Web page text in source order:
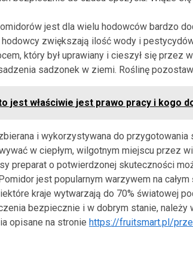
jest dla wielu hodowców bardzo
zwiększają ilość wody i
który był uprawiany i cieszył się przez
sadzonek w ziemi. Roślinę
jest właściwie jest prawo pracy i kogo
i wykorzystywana do przygotowania
w ciepłym, wilgotnym miejscu przez
preparat o potwierdzonej skuteczności
jest popularnym warzywem na
kraje wytwarzają do 70% światowej
bezpiecznie i w dobrym stanie,
opisane na stronie https://fruitsmart.pl/